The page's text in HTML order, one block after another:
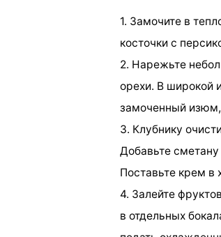
1. Замочите в
косточки с
2. Нарежьте
орехи. В широкой
замоченный
3. Клубнику
Добавьте
Поставьте крем в
4. Залейте
в отдельных